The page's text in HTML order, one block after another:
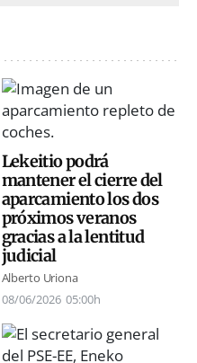
Lekeitio podrá
mantener el cierre del
aparcamiento los dos
próximos veranos
gracias a la lentitud
judicial
Alberto Uriona
08/06/2026 05:00h